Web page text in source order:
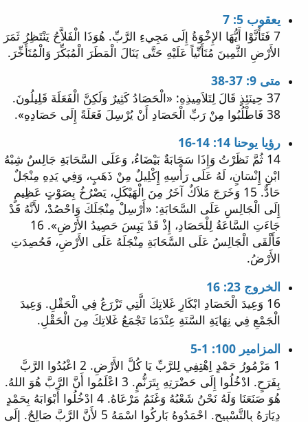
يعقوب 5: 7
7 فَتَأَنَّوْا أَيُّهَا الإِخْوَةُ إِلَى مَجِيءِ الرَّبِّ. هُوَذَا الْفَلاَّحُ يَنْتَظِرُ ثَمَرَ
الأَرْضِ الثَّمِينَ مُتَأَنِّياً عَلَيْهِ حَتَّى يَنَالَ الْمَطَرَ الْمُبَكِّرَ وَالْمُتَأَخِّرَ.
متى 9: 37-38
37 حِينَئِذٍ قَالَ لِتَلاَمِيذِهِ: «الْحَصَادُ كَثِيرٌ وَلَكِنَّ الْفَعَلَةَ قَلِيلُونَ.
38 فَاطْلُبُوا مِنْ رَبِّ الْحَصَادِ أَنْ يُرْسِلَ فَعَلَةً إِلَى حَصَادِهِ».
رؤيا يوحنا 14: 14-16
14 ثُمَّ نَظَرْتُ وَإِذَا سَحَابَةٌ بَيْضَاءُ، وَعَلَى السَّحَابَةِ جَالِسٌ شِبْهُ
ابْنِ إِنْسَانٍ، لَهُ عَلَى رَأْسِهِ إِكْلِيلٌ مِنْ ذَهَبٍ، وَفِي يَدِهِ مِنْجَلٌ
حَادٌّ. 15 وَخَرَجَ مَلاَكٌ آخَرُ مِنَ الْهَيْكَلِ، يَصْرُخُ بِصَوْتٍ عَظِيمٍ
إِلَى الْجَالِسِ عَلَى السَّحَابَةِ: «أَرْسِلْ مِنْجَلَكَ وَاحْصُدْ، لأَنَّهُ قَدْ
جَاءَتِ السَّاعَةُ لِلْحَصَادِ، إِذْ قَدْ يَبِسَ حَصِيدُ الأَرْضِ». 16
فَأَلْقَى الْجَالِسُ عَلَى السَّحَابَةِ مِنْجَلَهُ عَلَى الأَرْضِ، فَحُصِدَتِ
الأَرْضُ.
الخروج 23: 16
16 وَعِيدَ الْحَصَادِ ابْكَارِ غَلاتِكَ الَّتِي تَزْرَعُ فِي الْحَقْلِ. وَعِيدَ
الْجَمْعِ فِي نِهَايَةِ السَّنَةِ عِنْدَمَا تَجْمَعُ غَلاتِكَ مِنَ الْحَقْلِ.
المزامير 100: 1-5
1 مَزْمُورُ حَمْدٍ اِهْتِفِي لِلرَّبِّ يَا كُلَّ الأَرْضِ. 2 اعْبُدُوا الرَّبَّ
بِفَرَحٍ. ادْخُلُوا إِلَى حَضْرَتِهِ بِتَرَنُّمٍ. 3 اعْلَمُوا أَنَّ الرَّبَّ هُوَ اللهُ.
هُوَ صَنَعَنَا وَلَهُ نَحْنُ شَعْبُهُ وَغَنَمُ مَرْعَاهُ. 4 ادْخُلُوا أَبْوَابَهُ بِحَمْدٍ
دِيَارَهُ بِالتَّسْبِيحِ. احْمَدُوهُ بَارِكُوا اسْمَهُ 5 لأَنَّ الرَّبَّ صَالِحٌ. إِلَى